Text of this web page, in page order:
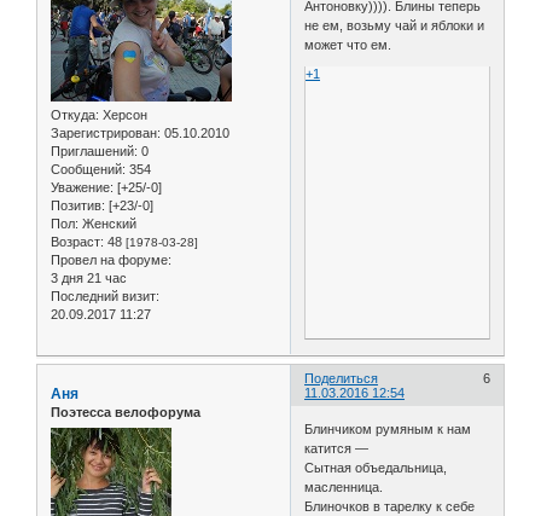
Откуда: Херсон
Зарегистрирован: 05.10.2010
Приглашений: 0
Сообщений: 354
Уважение: [+25/-0]
Позитив: [+23/-0]
Пол: Женский
Возраст: 48 [1978-03-28]
Провел на форуме:
3 дня 21 час
Последний визит:
20.09.2017 11:27
Антоновку)))). Блины теперь
не ем, возьму чай и яблоки и
может что ем.
+1
Поделиться
6
11.03.2016 12:54
Аня
Поэтесса велофорума
Блинчиком румяным к нам
катится —
Сытная объедальница,
масленница.
Блиночков в тарелку к себе